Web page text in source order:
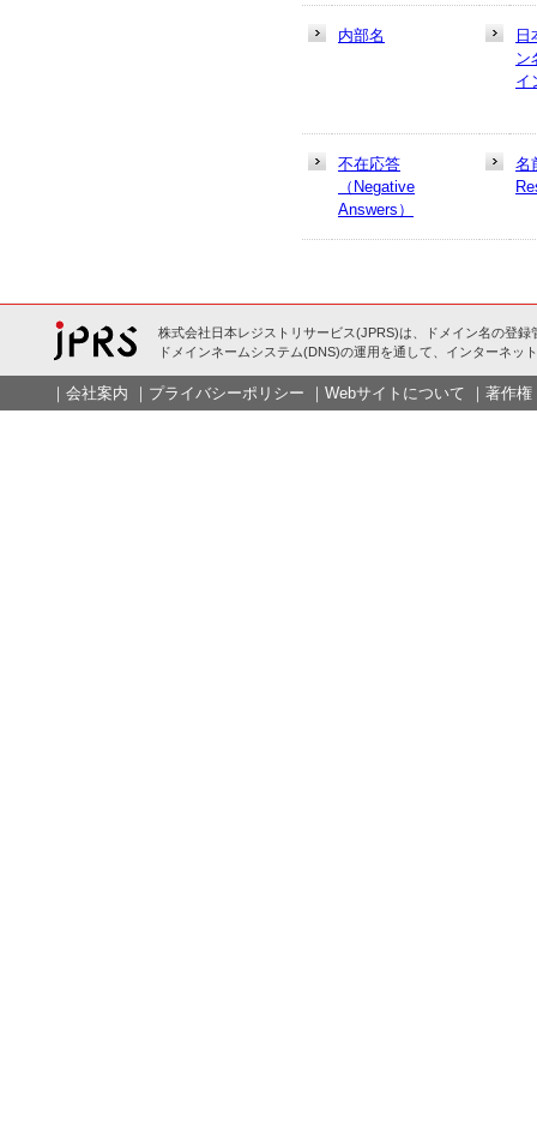
内部名
ン
イ
不在応答
（Negative
Answers）
名
株式会社日本レジストリサービス(JPRS)は、ドメイン名の登録
ドメインネームシステム(DNS)の運用を通して、インターネッ
｜ 会社案内 ｜ プライバシーポリシー ｜ Webサイトについて ｜ 著作権